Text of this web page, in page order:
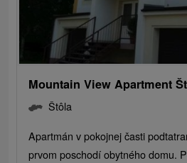
Mountain View Apartment
Štôla
Apartmán v pokojnej časti
prvom poschodí obytného domu.